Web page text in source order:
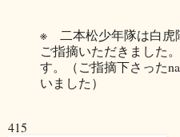
※ 二本松少年隊は白虎
ご指摘いただきました
す。（ご指摘下さった
いました）
415